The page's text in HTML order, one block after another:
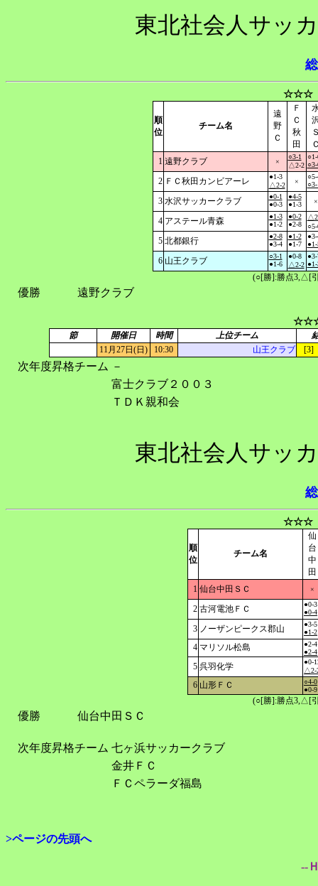
東北社会人サッ
☆☆☆
順
位
チーム名
遠
野
Ｃ
Ｆ
Ｃ
秋
田
1 遠野クラブ ×
○3-1
△2-2
○1-
○3-
2 ＦＣ秋田カンビアーレ
●1-3
△2-2
×
○5-
○3-
3 水沢サッカークラブ
●0-1
●0-3
●4-5
●1-3
×
4 アステール青森
●1-3
●1-2
●0-2
●2-8
○5-
5 北都銀行
●2-8
●3-4
●1-2
●1-7
●3-
●1-
6 山王クラブ
○3-1
●1-6
●0-8
△2-2
●3-
●1-
(○[勝]:勝点3,△[
優勝 遠野クラブ
節 開催日 時間 上位チーム
11月27日(日)
10:30 山王クラブ [3]
次年度昇格チーム －
富士クラブ２００３
ＴＤＫ親和会
東北社会人サッ
☆☆☆
順
位
チーム名
仙
台
中
田
1 仙台中田ＳＣ ×
2 古河電池ＦＣ
●0-3
●0-4
3 ノーザンピークス郡山
●3-5
●1-2
4 マリソル松島
●2-4
●2-4
5 呉羽化学
●0-
△2-
6 山形ＦＣ
○4-0
●0-9
(○[勝]:勝点3,△[
優勝 仙台中田ＳＣ
次年度昇格チーム 七ヶ浜サッカークラブ
金井ＦＣ
ＦＣペラーダ福島
>ページの先頭へ
--